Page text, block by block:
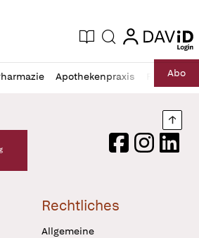
Zeitung
Aktuelle Ausgabe
Suche login
login
Apothekenpraxis RechtAbo
Verlag Logo
FacebookInstagram
Rechtliches
Allgemeine